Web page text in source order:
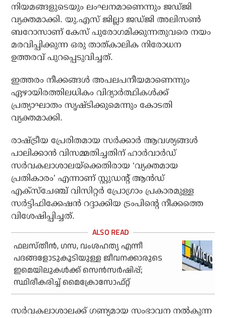
നിയമങ്ങളുടെയും ലംഘനമാണെന്നും ജഡ്ജി
വ്യക്തമാക്കി. യു.എസ് ജില്ലാ ജഡ്ജി അലിസണ്‍
ബറോസാണ് കേസ് പുരോഗമിക്കുന്നതുവരെ നയം
മരവിപ്പിക്കുന്ന ഒരു താത്കാലിക നിരോധന
ഉത്തരവ് പുറപ്പെടുവിച്ചത്.
ഇത്തരം നീക്കങ്ങള്‍ അപലപനീയമാണെന്നും
ഏഴായിരത്തിലധികം വിദ്യാര്‍ത്ഥികള്‍ക്ക്
പ്രത്യാഘാതം സൃഷ്ടിക്കുമെന്നും കോടതി
വ്യക്തമാക്കി.
രാഷ്ട്രീയ പ്രേരിതമായ സര്‍ക്കാര്‍ ആവശ്യങ്ങള്‍
പാലിക്കാന്‍ വിസമ്മതിച്ചതിന് ഹാര്‍വാര്‍ഡ്
സര്‍വകലാശാലയ്ക്കെതിരായ ‘വ്യക്തമായ
പ്രതികാരം’ എന്നാണ് സ്റ്റുഡന്റ് ആന്‍ഡ്
എക്‌സ്‌ചേഞ്ച് വിസിറ്റര്‍ പ്രോഗ്രാം പ്രകാരമുള്ള
സര്‍ട്ടിഫിക്കേഷന്‍ റദ്ദാക്കിയ ട്രംപിന്റെ നീക്കത്തെ
വിശേഷിപ്പിച്ചത്.
ഫലസ്തീന്‍, ഗസ, വംശഹത്യ എന്നീ
പദങ്ങളോടുകൂടിയുള്ള ജീവനക്കാരുടെ
ഇമെയിലുകള്‍ക്ക് സെന്‍സര്‍ഷിപ്പ്;
സ്ഥിരീകരിച്ച് മൈക്രോസോഫ്റ്റ്
സര്‍വകലാശാലക്ക് ഗണ്യമായ സംഭാവന നല്‍കുന്ന